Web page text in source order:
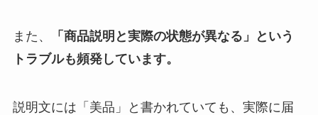
また、
「商品説明と実際の状態が異なる」という
トラブルも頻発しています。
説明文には「美品」と書かれていても、実際に届